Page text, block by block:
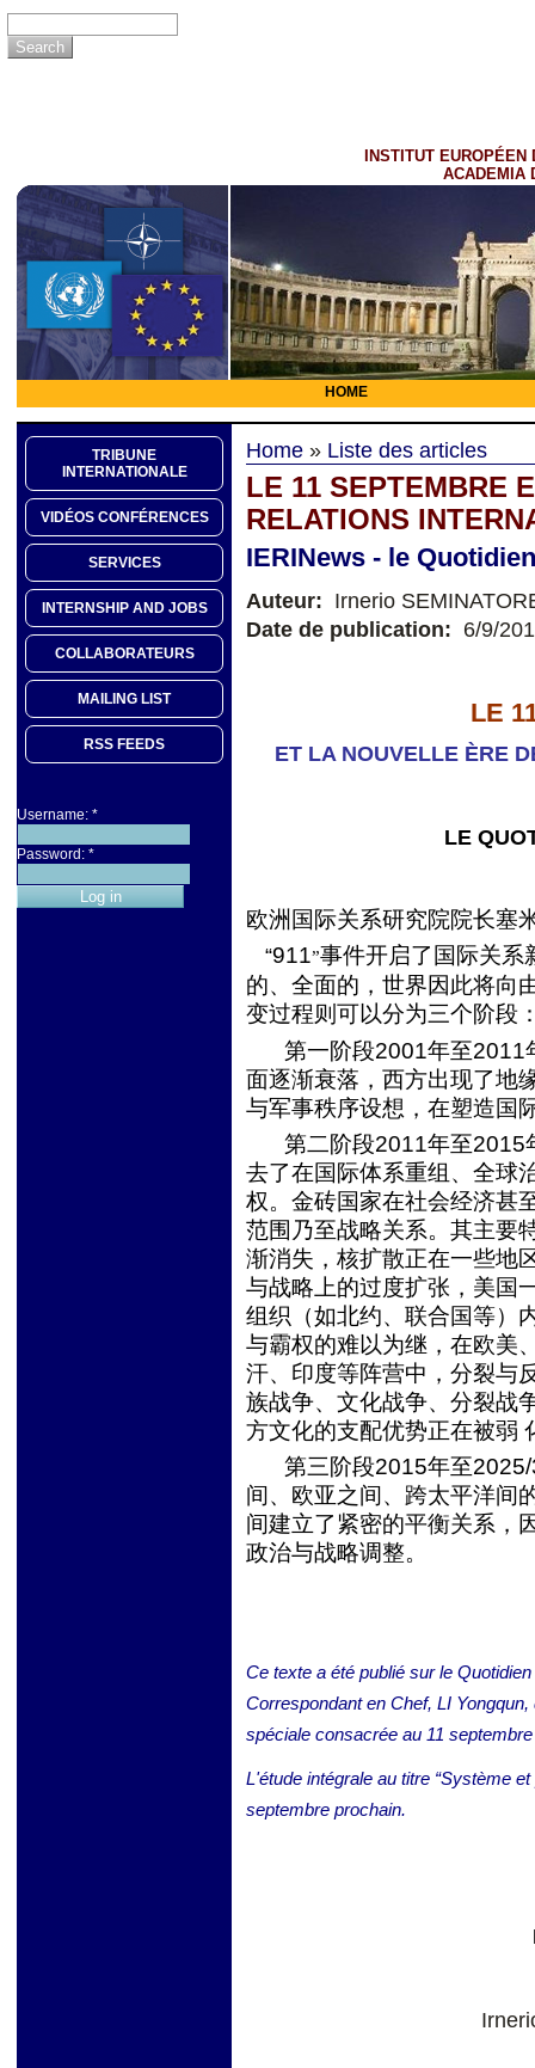
INSTITUT EUROPÉEN
ACADEMIA
HOME
TRIBUNE
INTERNATIONALE
VIDÉOS CONFÉRENCES
SERVICES
INTERNSHIP AND JOBS
COLLABORATEURS
MAILING LIST
RSS FEEDS
Username: *
Password: *
Home » Liste des articles
LE 11 SEPTEMBRE
RELATIONS
IERINews - le
Auteur: Irnerio
Date de publication: 6/9/
LE
ET LA NOUVELLE ÈRE
LE
欧洲国际关系研究院院长塞
“911”事件开启了国际关系
的、全面的，世界因此将向
变过程则可以分为三个阶段
第一阶段2001年至2011
面逐渐衰落，西方出现了地
与军事秩序设想，在塑造国
第二阶段2011年至2015
去了在国际体系重组、全球
权。金砖国家在社会经济甚
范围乃至战略关系。其主要
渐消失，核扩散正在一些地
与战略上的过度扩张，美国
组织（如北约、联合国等）
与霸权的难以为继，在欧美
汗、印度等阵营中，分裂与
族战争、文化战争、分裂战
方文化的支配优势正在被弱
第三阶段2015年至
间、欧亚之间、跨太平洋间
间建立了紧密的平衡关系，
政治与战略调整。
Ce texte a été publié sur le
Correspondant en Chef, LI
spéciale consacrée au 11
L'étude intégrale au titre “Système
septembre prochain.